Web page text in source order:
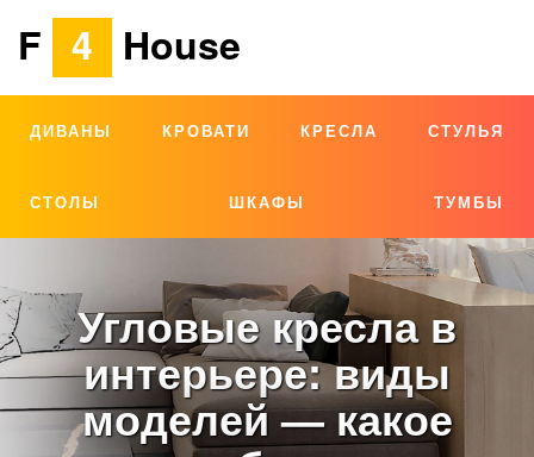
F 4 House
ДИВАНЫ КРОВАТИ КРЕСЛА СТУЛЬЯ
СТОЛЫ ШКАФЫ ТУМБЫ
Угловые кресла в
интерьере: виды
моделей — какое